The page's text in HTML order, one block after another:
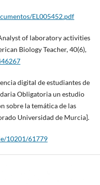
EL005452.pdf
of laboratory activities
Biology Teacher, 40(6),
digital de estudiantes de
Obligatoria un estudio
sobre la temática de las
Universidad de Murcia].
10201/61779